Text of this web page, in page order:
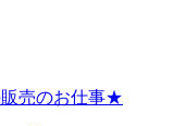
販売のお仕事★